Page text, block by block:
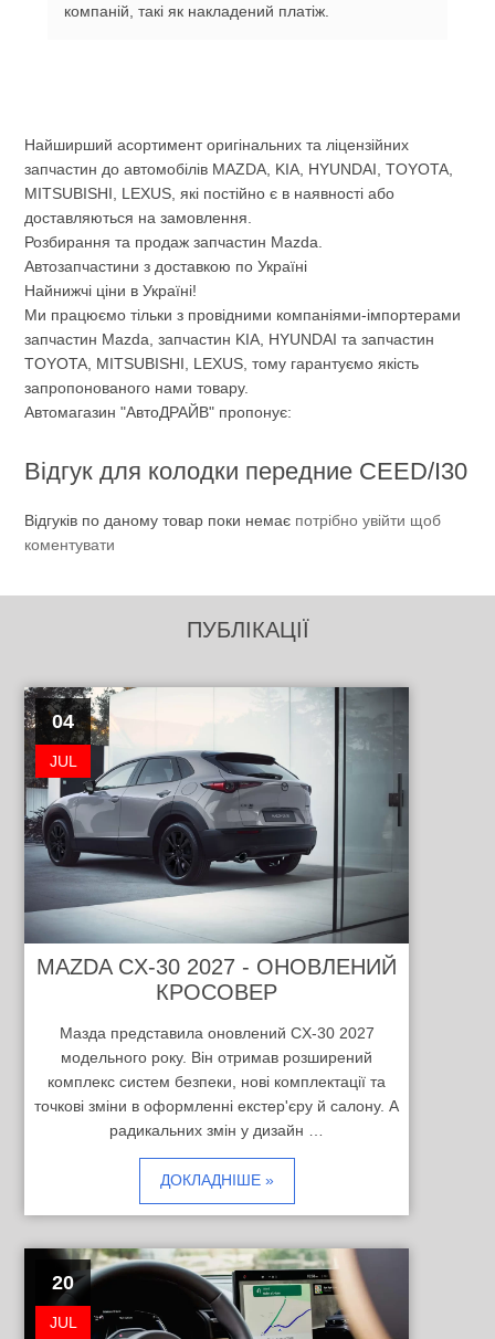
компаній, такі як накладений платіж.
Найширший асортимент оригінальних та ліцензійних
запчастин до автомобілів MAZDA, KIA, HYUNDAI, TOYOTA,
MITSUBISHI, LEXUS, які постійно є в наявності або
доставляються на замовлення.
Розбирання та продаж запчастин Mazda.
Автозапчастини з доставкою по Україні
Найнижчі ціни в Україні!
Ми працюємо тільки з провідними компаніями-імпортерами
запчастин Mazda, запчастин KIA, HYUNDAI та запчастин
TOYOTA, MITSUBISHI, LEXUS, тому гарантуємо якість
запропонованого нами товару.
Автомагазин "АвтоДРАЙВ" пропонує:
Відгук для колодки передние CEED/I30
Відгуків по даному товар поки немає потрібно увійти щоб
коментувати
ПУБЛІКАЦІЇ
04
JUL
MAZDA CX-30 2027 - ОНОВЛЕНИЙ
КРОСОВЕР
Мазда представила оновлений CX-30 2027
модельного року. Він отримав розширений
комплекс систем безпеки, нові комплектації та
точкові зміни в оформленні екстер'єру й салону. А
радикальних змін у дизайн …
ДОКЛАДНІШЕ »
20
JUL